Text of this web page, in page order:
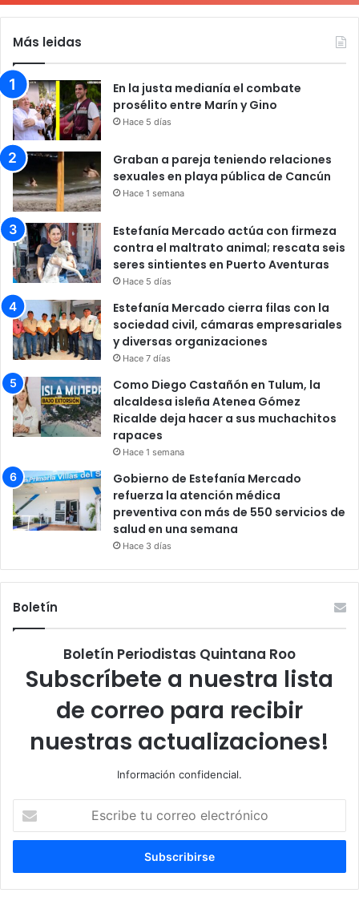
Más leidas
En la justa medianía el combate
prosélito entre Marín y Gino
Hace 5 días
Graban a pareja teniendo relaciones
sexuales en playa pública de Cancún
Hace 1 semana
Estefanía Mercado actúa con firmeza
contra el maltrato animal; rescata seis
seres sintientes en Puerto Aventuras
Hace 5 días
Estefanía Mercado cierra filas con la
sociedad civil, cámaras empresariales
y diversas organizaciones
Hace 7 días
Como Diego Castañón en Tulum, la
alcaldesa isleña Atenea Gómez
Ricalde deja hacer a sus muchachitos
rapaces
Hace 1 semana
Gobierno de Estefanía Mercado
refuerza la atención médica
preventiva con más de 550 servicios de
salud en una semana
Hace 3 días
Boletín
Boletín Periodistas Quintana Roo
Subscríbete a nuestra lista
de correo para recibir
nuestras actualizaciones!
Información confidencial.
correo